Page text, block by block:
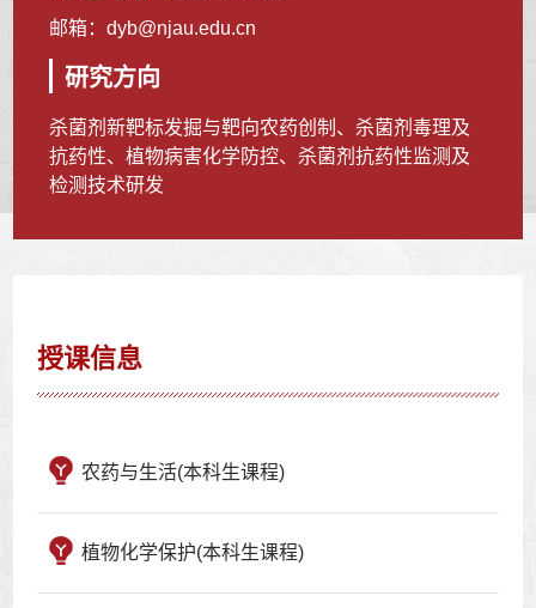
邮箱：dyb@njau.edu.cn
研究方向
杀菌剂新靶标发掘与靶向农药创制、杀菌剂毒理及
抗药性、植物病害化学防控、杀菌剂抗药性监测及
检测技术研发
授课信息
农药与生活(本科生课程)
植物化学保护(本科生课程)